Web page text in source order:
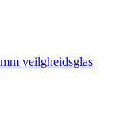
veilgheidsglas